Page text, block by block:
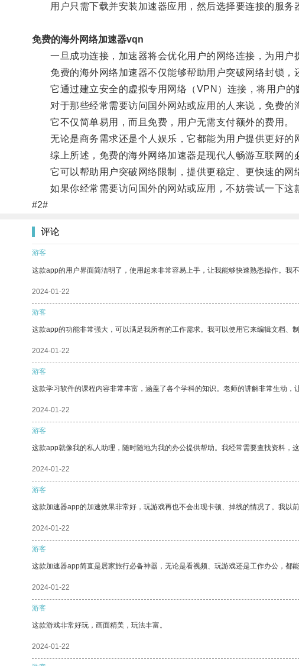
用户只需下载并安装加速器应用，然后选择要连接的服务
免费的海外网络加速器vqn
一旦成功连接，加速器将会优化用户的网络连接，为用户
免费的海外网络加速器不仅能够帮助用户突破网络封锁，
它通过建立安全的虚拟专用网络（VPN）连接，将用户的
对于那些经常需要访问国外网站或应用的人来说，免费的
它不仅简单易用，而且免费，用户无需支付额外的费用。
无论是商务需求还是个人娱乐，它都能为用户提供更好的
综上所述，免费的海外网络加速器是现代人畅游互联网的
它可以帮助用户突破网络限制，提供更稳定、更快速的网
如果你经常需要访问国外的网站或应用，不妨尝试一下这
#2#
评论
游客
这款app的用户界面简洁明了，使用起来非常容易上手，让我能够快速熟悉操作。我
2024-01-22
游客
这款app的功能非常强大，可以满足我所有的工作需求。我可以使用它来编辑文档、
2024-01-22
游客
这款学习软件的课程内容非常丰富，涵盖了各个学科的知识。老师的讲解非常生动，
2024-01-22
游客
这款app就像我的私人助理，随时随地为我的办公提供帮助。我经常需要查找资料，
2024-01-22
游客
这款加速器app的加速效果非常好，玩游戏再也不会出现卡顿、掉线的情况了。我以
2024-01-22
游客
这款加速器app简直是居家旅行必备神器，无论是看视频、玩游戏还是工作办公，都
2024-01-22
游客
这款游戏非常好玩，画面精美，玩法丰富。
2024-01-22